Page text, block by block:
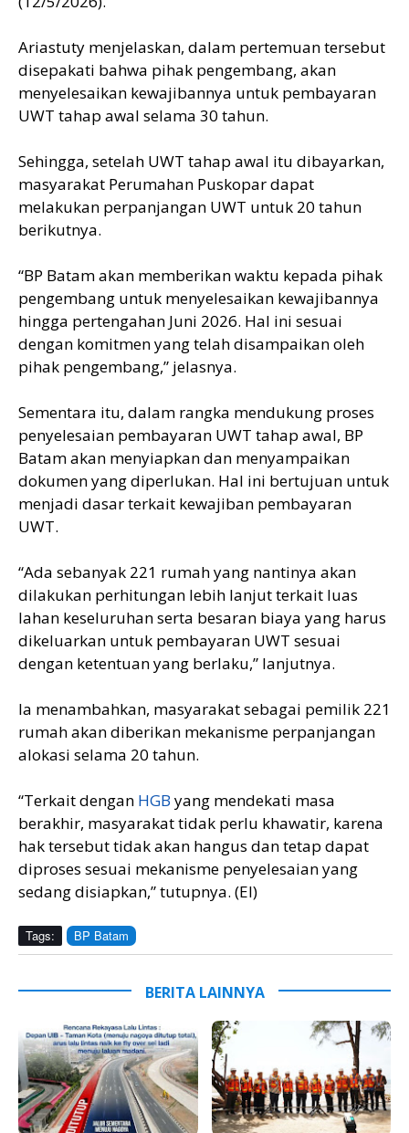
Ariastuty menjelaskan, dalam pertemuan tersebut
disepakati bahwa pihak pengembang, akan
menyelesaikan kewajibannya untuk pembayaran
UWT tahap awal selama 30 tahun.
Sehingga, setelah UWT tahap awal itu dibayarkan,
masyarakat Perumahan Puskopar dapat
melakukan perpanjangan UWT untuk 20 tahun
berikutnya.
“BP Batam akan memberikan waktu kepada pihak
pengembang untuk menyelesaikan kewajibannya
hingga pertengahan Juni 2026. Hal ini sesuai
dengan komitmen yang telah disampaikan oleh
pihak pengembang,” jelasnya.
Sementara itu, dalam rangka mendukung proses
penyelesaian pembayaran UWT tahap awal, BP
Batam akan menyiapkan dan menyampaikan
dokumen yang diperlukan. Hal ini bertujuan untuk
menjadi dasar terkait kewajiban pembayaran
UWT.
“Ada sebanyak 221 rumah yang nantinya akan
dilakukan perhitungan lebih lanjut terkait luas
lahan keseluruhan serta besaran biaya yang harus
dikeluarkan untuk pembayaran UWT sesuai
dengan ketentuan yang berlaku,” lanjutnya.
Ia menambahkan, masyarakat sebagai pemilik 221
rumah akan diberikan mekanisme perpanjangan
alokasi selama 20 tahun.
“Terkait dengan HGB yang mendekati masa
berakhir, masyarakat tidak perlu khawatir, karena
hak tersebut tidak akan hangus dan tetap dapat
diproses sesuai mekanisme penyelesaian yang
sedang disiapkan,” tutupnya. (EI)
Tags: BP Batam
BERITA LAINNYA